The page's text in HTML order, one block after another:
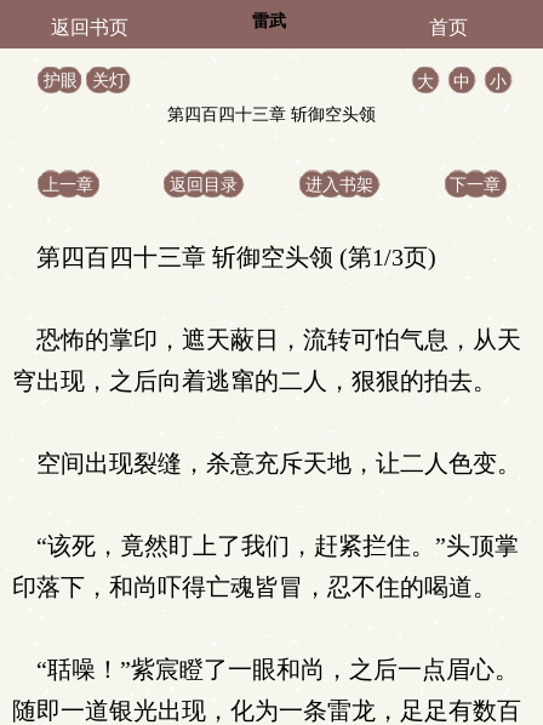
返回书页 雷武 首页
护眼 关灯 大 中
小
第四百四十三章 斩御空头领
上一章 返回目录 进入书架 下一章
第四百四十三章 斩御空头领 (第1/3页)
恐怖的掌印，遮天蔽日，流转可怕气息，从天
穹出现，之后向着逃窜的二人，狠狠的拍去。
空间出现裂缝，杀意充斥天地，让二人色变。
“该死，竟然盯上了我们，赶紧拦住。”头顶掌
印落下，和尚吓得亡魂皆冒，忍不住的喝道。
“聒噪！”紫宸瞪了一眼和尚，之后一点眉心。
随即一道银光出现，化为一条雷龙，足足有数百